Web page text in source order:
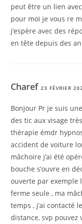
peut être un lien
pour moi je vous re
j’espère avec des
en tête depuis des
Charef23 FÉVRIER
Bonjour Pr je suis
des tic aux visage
thérapie émdr
accident de voiture
mâchoire j’ai été
bouche s’ouvre en
ouverte par exemple
ferme seule , ma
temps , j’ai contacté
distance, svp pouvez